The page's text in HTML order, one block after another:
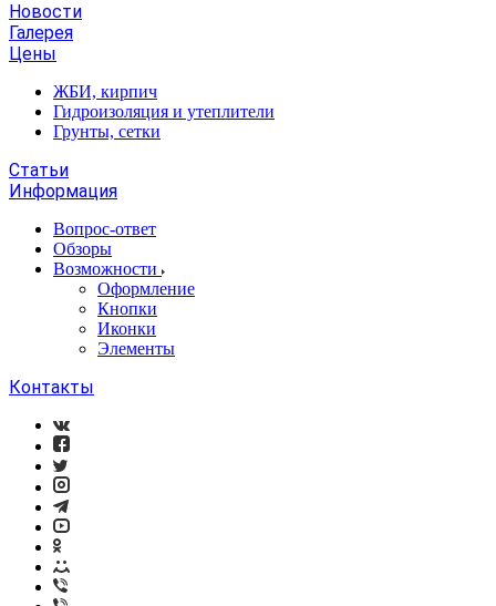
Новости
Галерея
Цены
ЖБИ, кирпич
Гидроизоляция и утеплители
Грунты, сетки
Статьи
Информация
Вопрос-ответ
Обзоры
Возможности
Оформление
Кнопки
Иконки
Элементы
Контакты